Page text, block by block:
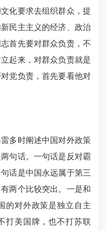
化要求去组织群众，提
民主主义的经济、政治
首先要对群众负责，不
起来，对群众负责就是
党负责，首先要看他对
多时阐述中国对外政策
句话。一句话是反对霸
话是中国永远属于第三
两个比较突出。一是和
的对外政策是独立自主
打美国牌，也不打苏联